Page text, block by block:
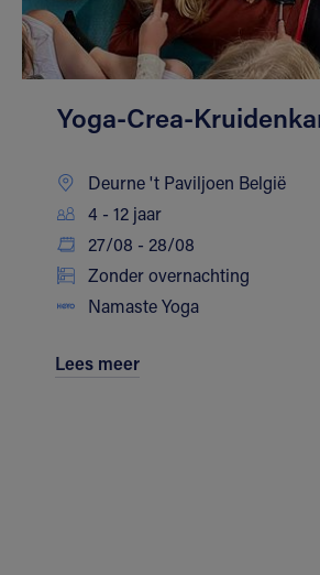
Yoga-Crea-
Deurne 't Paviljoen België
4 - 12 jaar
27/08 - 28/08
Zonder overnachting
Namaste Yoga
Lees meer